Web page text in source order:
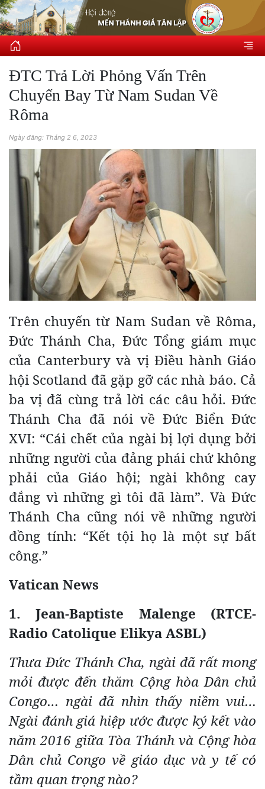
ĐTC Trả Lời Phỏng Vấn Trên
Chuyến Bay Từ Nam Sudan Về
Rôma
Ngày đăng: Tháng 2 6, 2023
Trên chuyến từ Nam Sudan về Rôma,
Đức Thánh Cha, Đức Tổng giám mục
của Canterbury và vị Điều hành Giáo
hội Scotland đã gặp gỡ các nhà báo. Cả
ba vị đã cùng trả lời các câu hỏi. Đức
Thánh Cha đã nói về Đức Biển Đức
XVI: “Cái chết của ngài bị lợi dụng bởi
những người của đảng phái chứ không
phải của Giáo hội; ngài không cay
đắng vì những gì tôi đã làm”. Và Đức
Thánh Cha cũng nói về những người
đồng tính: “Kết tội họ là một sự bất
công.”
Vatican News
1. Jean-Baptiste Malenge (RTCE-
Radio Catolique Elikya ASBL)
Thưa Đức Thánh Cha, ngài đã rất mong
mỏi được đến thăm Cộng hòa Dân chủ
Congo… ngài đã nhìn thấy niềm vui…
Ngài đánh giá hiệp ước được ký kết vào
năm 2016 giữa Tòa Thánh và Cộng hòa
Dân chủ Congo về giáo dục và y tế có
tầm quan trọng nào?